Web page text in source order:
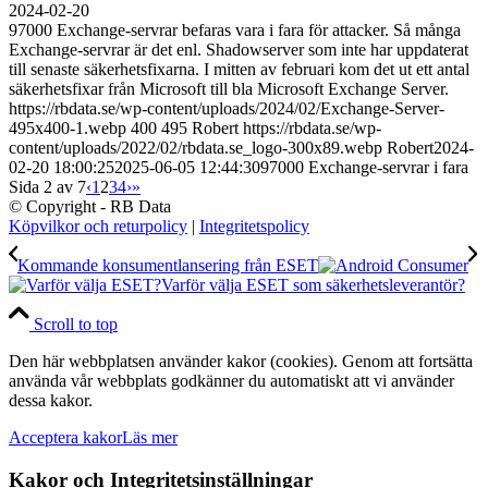
2024-02-20
97000 Exchange-servrar befaras vara i fara för attacker. Så många
Exchange-servrar är det enl. Shadowserver som inte har uppdaterat
till senaste säkerhetsfixarna. I mitten av februari kom det ut ett antal
säkerhetsfixar från Microsoft till bla Microsoft Exchange Server.
https://rbdata.se/wp-content/uploads/2024/02/Exchange-Server-
495x400-1.webp 400 495 Robert https://rbdata.se/wp-
content/uploads/2022/02/rbdata.se_logo-300x89.webp Robert2024-
02-20 18:00:252025-06-05 12:44:3097000 Exchange-servrar i fara
Sida 2 av 7‹1 234›»
© Copyright - RB Data
Köpvilkor och returpolicy | Integritetspolicy
Kommande konsumentlansering från ESET
Varför välja ESET som säkerhetsleverantör?
Scroll to top
Den här webbplatsen använder kakor (cookies). Genom att fortsätta
använda vår webbplats godkänner du automatiskt att vi använder
dessa kakor.
Acceptera kakorLäs mer
Kakor och Integritetsinställningar